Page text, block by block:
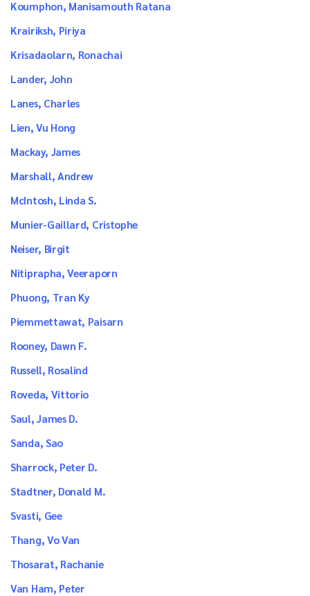
Koumphon, Manisamouth Ratana
Krairiksh, Piriya
Krisadaolarn, Ronachai
Lander, John
Lanes, Charles
Lien, Vu Hong
Mackay, James
Marshall, Andrew
McIntosh, Linda S.
Munier-Gaillard, Cristophe
Neiser, Birgit
Nitiprapha, Veeraporn
Phuong, Tran Ky
Piemmettawat, Paisarn
Rooney, Dawn F.
Russell, Rosalind
Roveda, Vittorio
Saul, James D.
Sanda, Sao
Sharrock, Peter D.
Stadtner, Donald M.
Svasti, Gee
Thang, Vo Van
Thosarat, Rachanie
Van Ham, Peter